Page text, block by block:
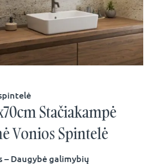
Stačiakampė
Vonios Spintelė
– Daugybė galimybių